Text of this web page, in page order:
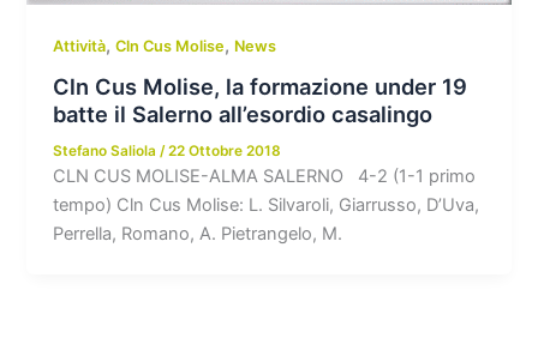
Attività,Cln Cus Molise, News
Cln Cus Molise, la formazione under 19
batte il Salerno all’esordio casalingo
Stefano Saliola/22 Ottobre 2018
CLN CUS MOLISE-ALMA SALERNO 4-2 (1-1 primo
tempo) Cln Cus Molise: L. Silvaroli, Giarrusso, D’Uva,
Perrella, Romano, A. Pietrangelo, M.